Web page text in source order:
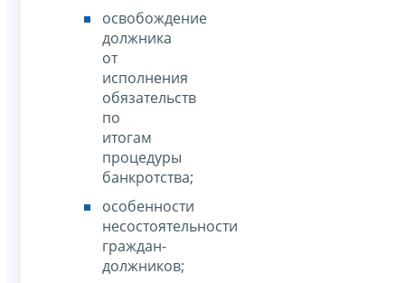
освобождение
должника
от
исполнения
обязательств
по
итогам
процедуры
банкротства;
особенности
несостоятельности
граждан-
должников;